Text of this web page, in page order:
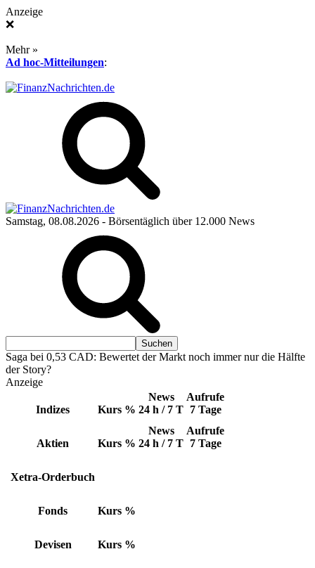
Anzeige
❌
Mehr »
Ad hoc-Mitteilungen:
Samstag, 08.08.2026 - Börsentäglich über 12.000 News
Saga bei 0,53 CAD: Bewertet der Markt noch immer nur die Hälfte
der Story?
Anzeige
Indizes Kurs %
News
24 h / 7 T
Aufrufe
7 Tage
Aktien Kurs %
News
24 h / 7 T
Aufrufe
7 Tage
Xetra-Orderbuch
Fonds Kurs %
Devisen Kurs %